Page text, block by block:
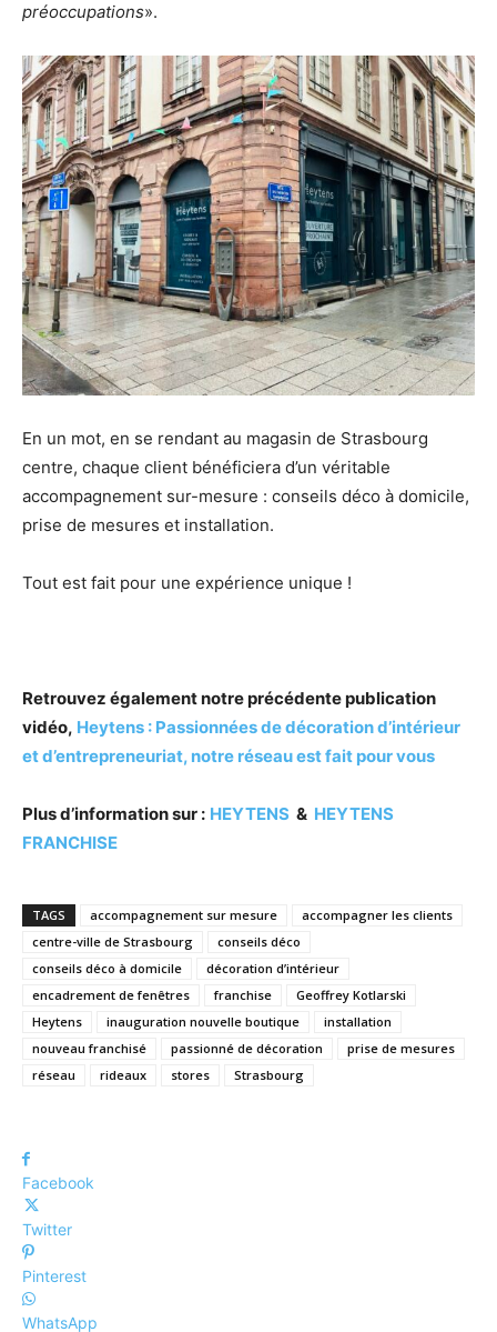
préoccupations».
En un mot, en se rendant au magasin de Strasbourg
centre, chaque client bénéficiera d’un véritable
accompagnement sur-mesure : conseils déco à domicile,
prise de mesures et installation.
Tout est fait pour une expérience unique !
Retrouvez également notre précédente publication
vidéo, Heytens : Passionnées de décoration d’intérieur
et d’entrepreneuriat, notre réseau est fait pour vous
Plus d’information sur : HEYTENS & HEYTENS
FRANCHISE
TAGS accompagnement sur mesure
accompagner les clients
centre-ville de Strasbourg
conseils déco
conseils déco à domicile
décoration d’intérieur
encadrement de fenêtres
franchise
Geoffrey Kotlarski
Heytens
inauguration nouvelle boutique
installation
nouveau franchisé
passionné de décoration
prise de mesures
réseau
rideaux stores Strasbourg
Facebook
Twitter
Pinterest
WhatsApp